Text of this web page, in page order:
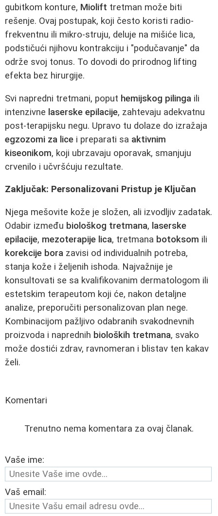
gubitkom konture, Miolift tretman može biti
rešenje. Ovaj postupak, koji često koristi radio-
frekventnu ili mikro-struju, deluje na mišiće lica,
podstičući njihovu kontrakciju i "podučavanje" da
održe svoj tonus. To dovodi do prirodnog lifting
efekta bez hirurgije.
Svi napredni tretmani, poput hemijskog pilinga ili
intenzivne laserske epilacije, zahtevaju adekvatnu
post-terapijsku negu. Upravo tu dolaze do izražaja
egzozomi za lice i preparati sa aktivnim
kiseonikom, koji ubrzavaju oporavak, smanjuju
crvenilo i učvršćuju rezultate.
Zaključak: Personalizovani Pristup je Ključan
Njega mešovite kože je složen, ali izvodljiv zadatak.
Odabir između biološkog tretmana, laserske
epilacije, mezoterapije lica, tretmana botoksom ili
korekcije bora zavisi od individualnih potreba,
stanja kože i željenih ishoda. Najvažnije je
konsultovati se sa kvalifikovanim dermatologom ili
estetskim terapeutom koji će, nakon detaljne
analize, preporučiti personalizovan plan nege.
Kombinacijom pažljivo odabranih svakodnevnih
proizvoda i naprednih bioloških tretmana, svako
može dostići zdrav, ravnomeran i blistav ten kakav
želi.
Komentari
Trenutno nema komentara za ovaj članak.
Vaše ime:
Vaš email: